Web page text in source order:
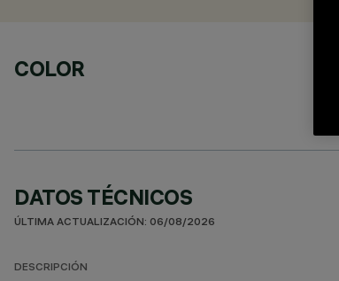
COLOR
DATOS TÉCNICOS
ÚLTIMA ACTUALIZACIÓN: 06/08/2026
DESCRIPCIÓN